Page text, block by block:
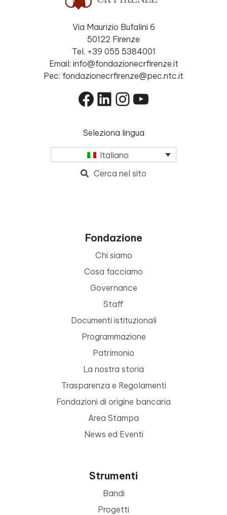
Via Maurizio Bufalini 6
50122 Firenze
Tel. +39 055 5384001
Email: info@fondazionecrfirenze.it
Pec: fondazionecrfirenze@pec.ntc.it
Facebook
LinkedIn
Instagram
YouTube
Seleziona lingua
Italiano
Cerca nel sito
Fondazione
Chi siamo
Cosa facciamo
Governance
Staff
Documenti istituzionali
Programmazione
Patrimonio
La nostra storia
Trasparenza e Regolamenti
Fondazioni di origine bancaria
Area Stampa
News ed Eventi
Strumenti
Bandi
Progetti